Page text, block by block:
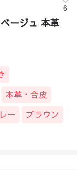
6
ージュ 本革
本革・合皮
ー
ブラウン